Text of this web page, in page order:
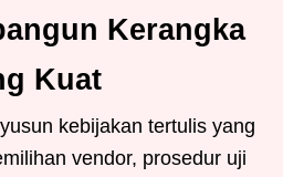
Kerangka
Kuat
kebijakan tertulis yang
vendor, prosedur uji